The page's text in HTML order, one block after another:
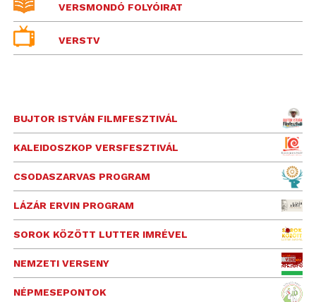
VERSMONDÓ FOLYÓIRAT
VERSTV
BUJTOR ISTVÁN FILMFESZTIVÁL
KALEIDOSZKOP VERSFESZTIVÁL
CSODASZARVAS PROGRAM
LÁZÁR ERVIN PROGRAM
SOROK KÖZÖTT LUTTER IMRÉVEL
NEMZETI VERSENY
NÉPMESEPONTOK